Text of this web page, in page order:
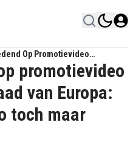
Op Promotievideo
Raad Van Europa: Door Ophef
Maar Verwijderd
promotievideo
van Europa:
toch maar